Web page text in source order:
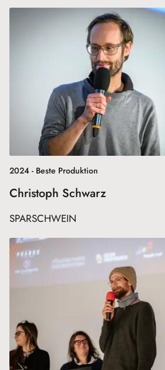
2024 - Beste Produktion
Christoph Schwarz
SPARSCHWEIN